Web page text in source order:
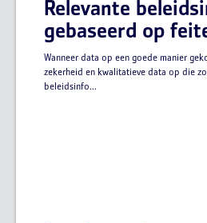
Relevante
gebaseerd op
Wanneer data op een goede manier
zekerheid en kwalitatieve data op die
beleidsinfo...